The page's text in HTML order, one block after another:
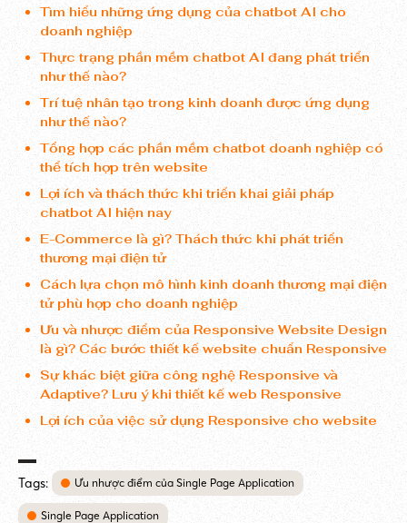
Tìm hiểu những ứng dụng của chatbot AI cho
doanh nghiệp
Thực trạng phần mềm chatbot AI đang phát triển
như thế nào?
Trí tuệ nhân tạo trong kinh doanh được ứng dụng
như thế nào?
Tổng hợp các phần mềm chatbot doanh nghiệp có
thể tích hợp trên website
Lợi ích và thách thức khi triển khai giải pháp
chatbot AI hiện nay
E-Commerce là gì? Thách thức khi phát triển
thương mại điện tử
Cách lựa chọn mô hình kinh doanh thương mại điện
tử phù hợp cho doanh nghiệp
Ưu và nhược điểm của Responsive Website Design
là gì? Các bước thiết kế website chuẩn Responsive
Sự khác biệt giữa công nghệ Responsive và
Adaptive? Lưu ý khi thiết kế web Responsive
Lợi ích của việc sử dụng Responsive cho website
Tags: Ưu nhược điểm của Single Page Application
Single Page Application